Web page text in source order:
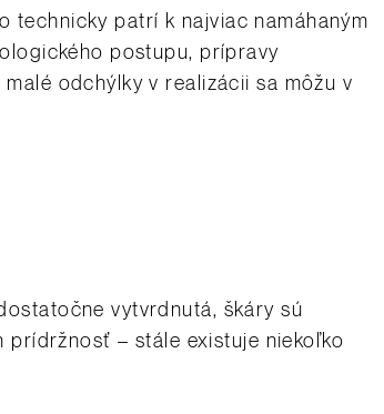
technicky patrí k najviac namáhaným
postupu, prípravy
odchýlky v realizácii sa môžu v
vytvrdnutá, škáry sú
prídržnosť – stále existuje niekoľko